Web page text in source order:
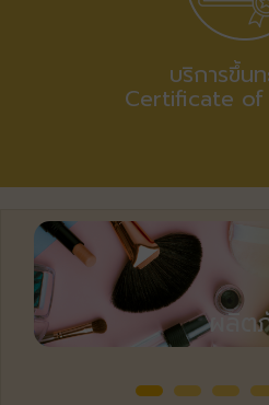
บริการขึ้นท
Certificate of
ผลิต